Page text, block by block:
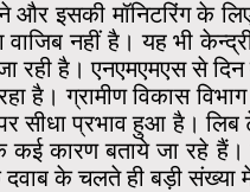
इसकी मॉनिटरिंग के
नहीं है। यह भी
रही है। एनएमएमएस से
है। ग्रामीण विकास
सीधा प्रभाव हुआ है।
कई कारण बताये जा रहे
के चलते ही बड़ी संख्या